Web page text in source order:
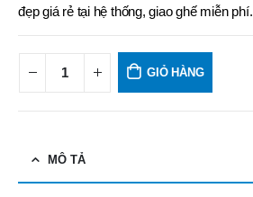
đẹp giá rẻ tại hệ thống, giao ghế miễn phí.
GIỎ HÀNG
MÔ TẢ